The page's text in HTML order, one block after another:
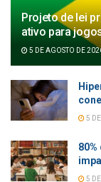
Projeto de lei
ativo para
5 DE AGOSTO DE
5
5